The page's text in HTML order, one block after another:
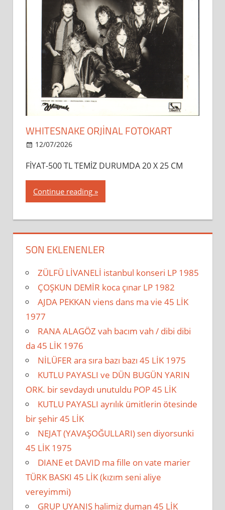
WHITESNAKE ORJİNAL FOTOKART
12/07/2026
FİYAT-500 TL TEMİZ DURUMDA 20 X 25 CM
Continue reading
SON EKLENENLER
ZÜLFÜ LİVANELİ istanbul konseri LP 1985
ÇOŞKUN DEMİR koca çınar LP 1982
AJDA PEKKAN viens dans ma vie 45 LİK
1977
RANA ALAGÖZ vah bacım vah / dibi dibi
da 45 LİK 1976
NİLÜFER ara sıra bazı bazı 45 LİK 1975
KUTLU PAYASLI ve DÜN BUGÜN YARIN
ORK. bir sevdaydı unutuldu POP 45 LİK
KUTLU PAYASLI ayrılık ümitlerin ötesinde
bir şehir 45 LİK
NEJAT (YAVAŞOĞULLARI) sen diyorsunki
45 LİK 1975
DIANE et DAVID ma fille on vate marier
TÜRK BASKI 45 LİK (kızım seni aliye
vereyimmi)
GRUP UYANIŞ halimiz duman 45 LİK